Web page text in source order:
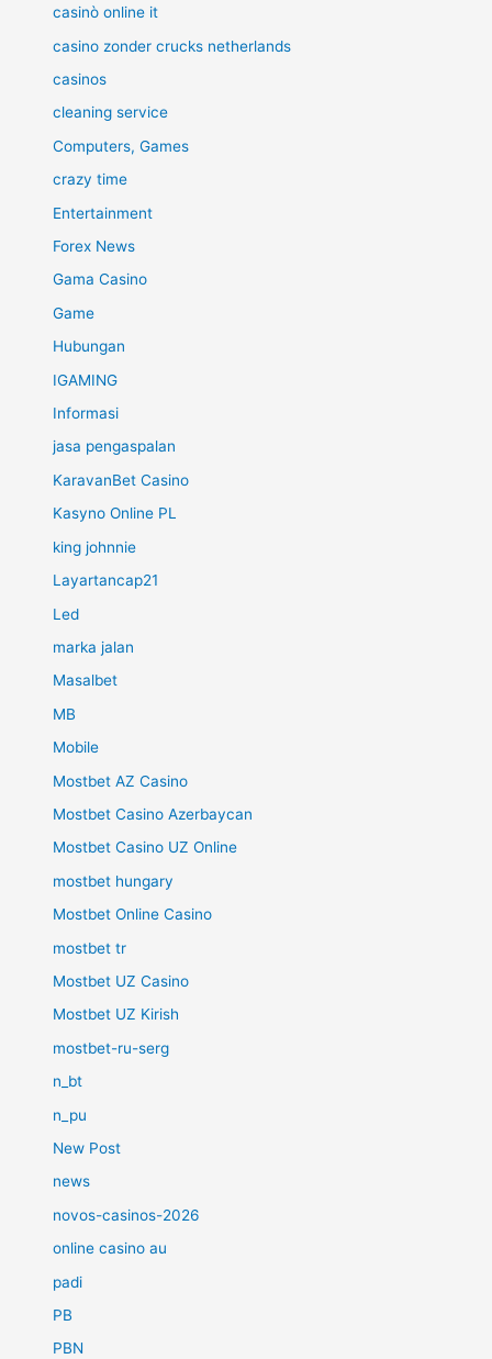
casinò online it
casino zonder crucks netherlands
casinos
cleaning service
Computers, Games
crazy time
Entertainment
Forex News
Gama Casino
Game
Hubungan
IGAMING
Informasi
jasa pengaspalan
KaravanBet Casino
Kasyno Online PL
king johnnie
Layartancap21
Led
marka jalan
Masalbet
MB
Mobile
Mostbet AZ Casino
Mostbet Casino Azerbaycan
Mostbet Casino UZ Online
mostbet hungary
Mostbet Online Casino
mostbet tr
Mostbet UZ Casino
Mostbet UZ Kirish
mostbet-ru-serg
n_bt
n_pu
New Post
news
novos-casinos-2026
online casino au
padi
PB
PBN